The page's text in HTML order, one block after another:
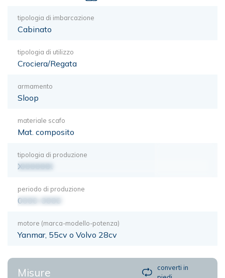
tipologia di imbarcazione
Cabinato
tipologia di utilizzo
Crociera/Regata
armamento
Sloop
materiale scafo
Mat. composito
tipologia di produzione
XXXXXXX
periodo di produzione
0000-0000
motore (marca-modello-potenza)
Yanmar, 55cv o Volvo 28cv
Misure
converti in